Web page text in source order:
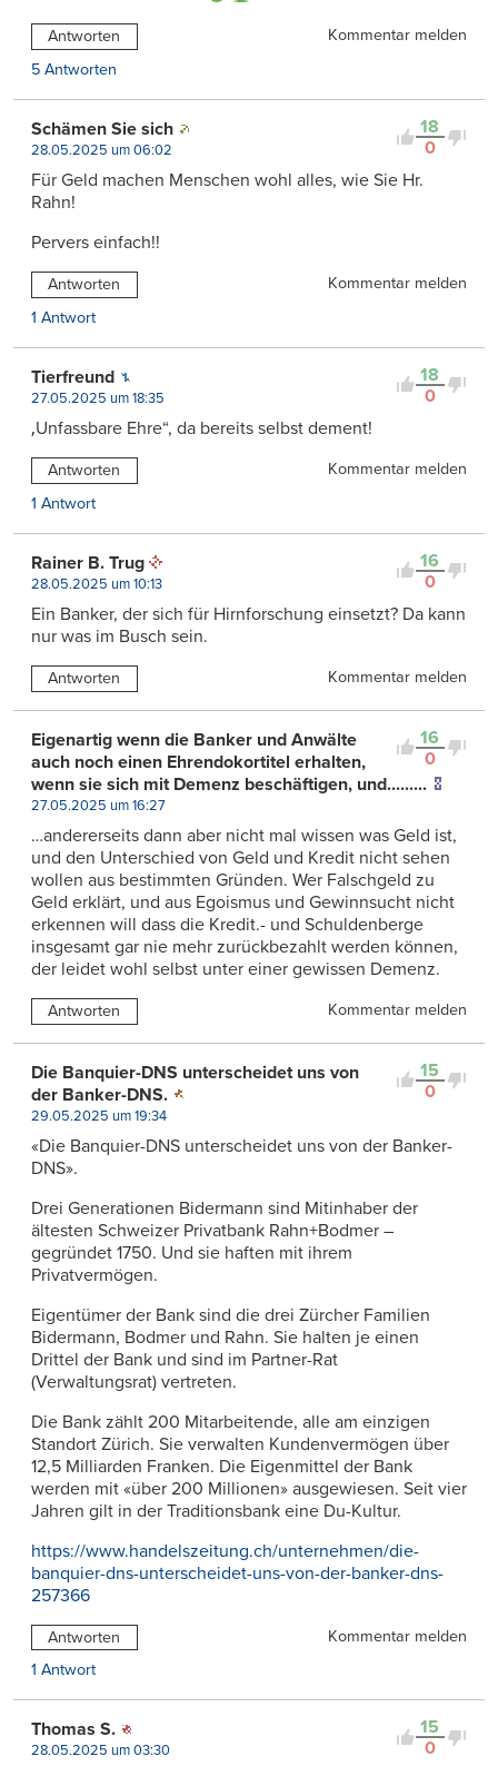
Antworten
Kommentar melden
5 Antworten
18
0
Schämen Sie sich
28.05.2025 um 06:02
Für Geld machen Menschen wohl alles, wie Sie Hr.
Rahn!
Pervers einfach!!
Antworten
Kommentar melden
1 Antwort
18
0
Tierfreund
27.05.2025 um 18:35
‚Unfassbare Ehre“, da bereits selbst dement!
Antworten
Kommentar melden
1 Antwort
16
0
Rainer B. Trug
28.05.2025 um 10:13
Ein Banker, der sich für Hirnforschung einsetzt? Da kann
nur was im Busch sein.
Antworten Kommentar melden
16
0
Eigenartig wenn die Banker und Anwälte
auch noch einen Ehrendokortitel erhalten,
wenn sie sich mit Demenz beschäftigen, und.........
27.05.2025 um 16:27
…andererseits dann aber nicht mal wissen was Geld ist,
und den Unterschied von Geld und Kredit nicht sehen
wollen aus bestimmten Gründen. Wer Falschgeld zu
Geld erklärt, und aus Egoismus und Gewinnsucht nicht
erkennen will dass die Kredit.- und Schuldenberge
insgesamt gar nie mehr zurückbezahlt werden können,
der leidet wohl selbst unter einer gewissen Demenz.
Antworten Kommentar melden
15
0
Die Banquier-DNS unterscheidet uns von
der Banker-DNS.
29.05.2025 um 19:34
«Die Banquier-DNS unterscheidet uns von der Banker-
DNS».
Drei Generationen Bidermann sind Mitinhaber der
ältesten Schweizer Privatbank Rahn+Bodmer –
gegründet 1750. Und sie haften mit ihrem
Privatvermögen.
Eigentümer der Bank sind die drei Zürcher Familien
Bidermann, Bodmer und Rahn. Sie halten je einen
Drittel der Bank und sind im Partner-Rat
(Verwaltungsrat) vertreten.
Die Bank zählt 200 Mitarbeitende, alle am einzigen
Standort Zürich. Sie verwalten Kundenvermögen über
12,5 Milliarden Franken. Die Eigenmittel der Bank
werden mit «über 200 Millionen» ausgewiesen. Seit vier
Jahren gilt in der Traditionsbank eine Du-Kultur.
https://www.handelszeitung.ch/unternehmen/die-
banquier-dns-unterscheidet-uns-von-der-banker-dns-
257366
Antworten
Kommentar melden
1 Antwort
15
0
Thomas S.
28.05.2025 um 03:30